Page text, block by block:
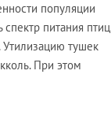
популяции
питания птиц,
Утилизацию тушек
При этом